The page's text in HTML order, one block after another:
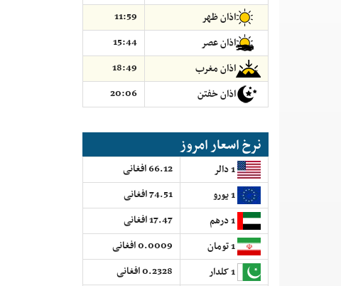
اذان ظهر
11:59
اذان عصر
15:44
اذان مغرب
18:49
اذان خفتن
20:06
نرخ اسعار امروز
66.12 افغانی
74.51 افغانی
17.47 افغانی
0.0009 افغانی
0.2328 افغانی